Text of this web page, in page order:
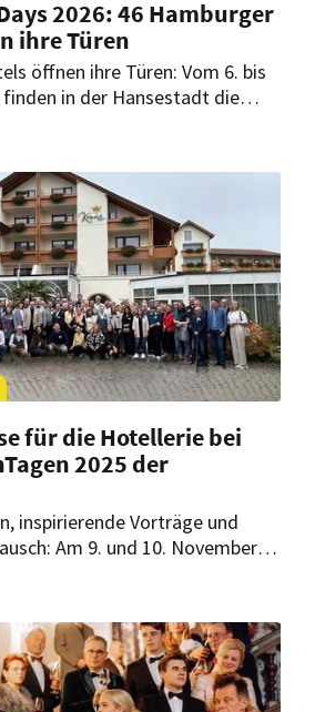
2026: 46 Hamburger
ihre Türen
öffnen ihre Türen: Vom 6. bis
finden in der Hansestadt die
Perspektive kennenzulernen.
für die Hotellerie bei
2025 der
inspirierende Vorträge und
Am 9. und 10. November
Schnetzenhausen zusammen –
Wissen, Dialog und frischer
Hotellerie.